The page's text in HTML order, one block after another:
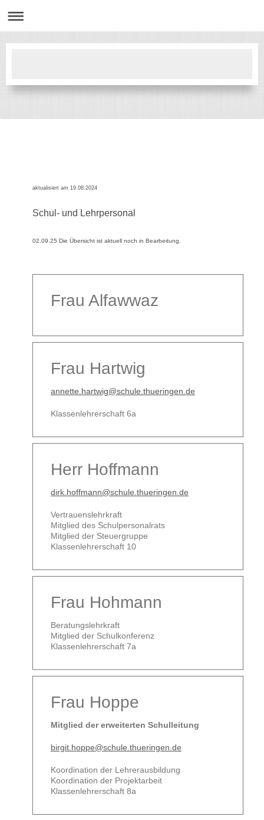
aktualisiert am 19.08.2024
Schul- und Lehrpersonal
02.09.25 Die Übersicht ist aktuell noch in Bearbeitung.
Frau Alfawwaz
Frau Hartwig
annette.hartwig@schule.thueringen.de
Klassenlehrerschaft 6a
Herr Hoffmann
dirk.hoffmann@schule.thueringen.de
Vertrauenslehrkraft
Mitglied des Schulpersonalrats
Mitglied der Steuergruppe
Klassenlehrerschaft 10
Frau Hohmann
Beratungslehrkraft
Mitglied der Schulkonferenz
Klassenlehrerschaft 7a
Frau Hoppe
Mitglied der erweiterten Schulleitung
birgit.hoppe@schule.thueringen.de
Koordination der Lehrerausbildung
Koordination der Projektarbeit
Klassenlehrerschaft 8a